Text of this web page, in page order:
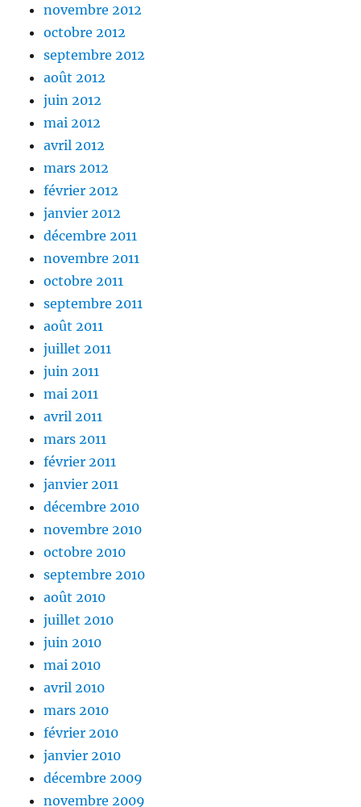
novembre 2012
octobre 2012
septembre 2012
août 2012
juin 2012
mai 2012
avril 2012
mars 2012
février 2012
janvier 2012
décembre 2011
novembre 2011
octobre 2011
septembre 2011
août 2011
juillet 2011
juin 2011
mai 2011
avril 2011
mars 2011
février 2011
janvier 2011
décembre 2010
novembre 2010
octobre 2010
septembre 2010
août 2010
juillet 2010
juin 2010
mai 2010
avril 2010
mars 2010
février 2010
janvier 2010
décembre 2009
novembre 2009